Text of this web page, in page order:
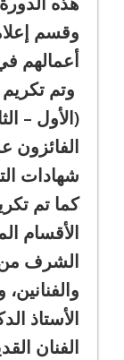
وقسم
أعمالهم في 12 فئة
وتم تكريم
(الأول –
الفائزون
شهادات
كما تم
الأقسام
الشرف من
الأستاذ
الفنان